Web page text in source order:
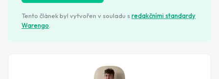
Tento článek byl vytvořen v souladu sredakčními standardy
Warengo